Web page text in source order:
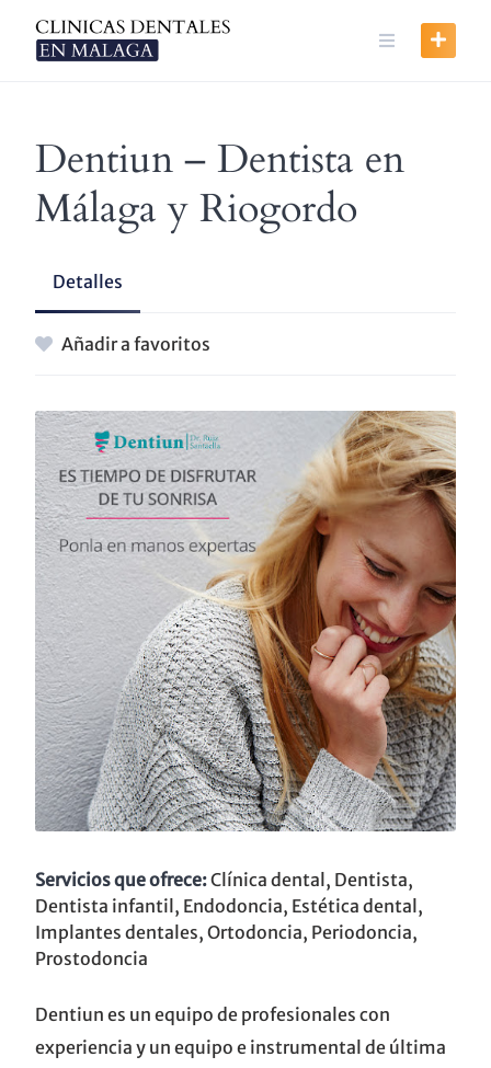
content
Dentiun – Dentista en
Málaga y Riogordo
Detalles
Añadir a favoritos
Servicios que ofrece:Clínica dental, Dentista,
Dentista infantil, Endodoncia, Estética dental,
Implantes dentales, Ortodoncia, Periodoncia,
Prostodoncia
Dentiun es un equipo de profesionales con
experiencia y un equipo e instrumental de última